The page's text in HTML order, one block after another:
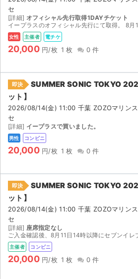
セ
[詳細] オフィシャル先行取得1DAYチケット
イープラスのオフィシャル先行にて取得。 8月11日15:00以降、チケットのダウンロードが可能
女性 主催者 電チケ
20,000 円/枚 1 枚 0 件
即決
SUMMER SONIC TOKYO
ット】
2026/08/14(金) 11:00 千葉 ZOZOマリン
セ
[詳細] イープラスで買いました。
男性 コンビニ
20,000 円/枚 1 枚 0 件
即決
SUMMER SONIC TOKYO
ット】
2026/08/14(金) 11:00 千葉 ZOZOマリン
セ
[詳細] 座席指定なし
ご入金確認後、8月11日14時以降にセブンイレブンでの発券番号をお伝えします。発券の
主催者 コンビニ
20,000 円/枚 1 枚 0 件